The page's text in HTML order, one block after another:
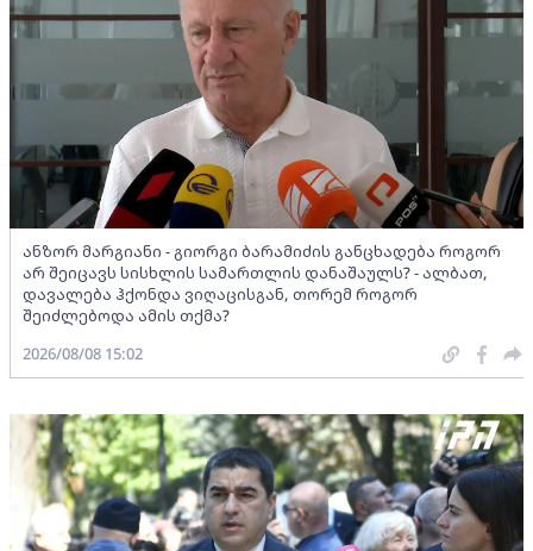
ანზორ მარგიანი - გიორგი ბარამიძის განცხადება როგორ
არ შეიცავს სისხლის სამართლის დანაშაულს? - ალბათ,
დავალება ჰქონდა ვიღაცისგან, თორემ როგორ
შეიძლებოდა ამის თქმა?
2026/08/08 15:02